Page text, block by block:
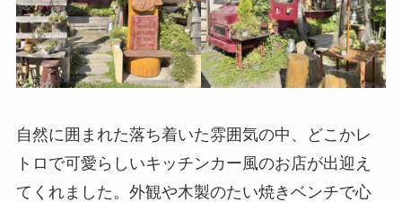
自然に囲まれた落ち着いた雰囲気の中、どこかレ
トロで可愛らしいキッチンカー風のお店が出迎え
てくれました。外観や木製のたい焼きベンチで心